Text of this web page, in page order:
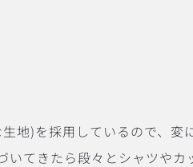
地)を採用しているので、変
てきたら段々とシャツや